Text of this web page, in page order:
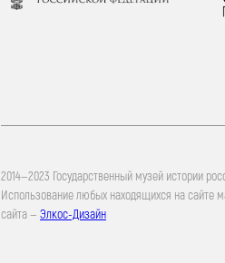
2014—2023 Государственный музей истории
Использование любых находящихся на сайте
сайта — Элкос-Дизайн